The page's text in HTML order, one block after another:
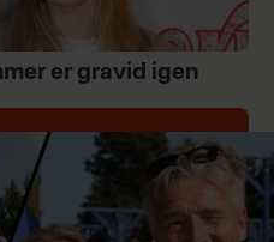
er gravid igen